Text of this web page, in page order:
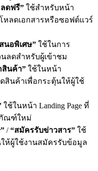
ดฟรี” ใช้สำหรับหน้า
โหลดเอกสารหรือซอฟต์แวร์
นอพิเศษ” ใช้ในการ
ลดสำหรับผู้เข้าชม
สินค้า” ใช้ในหน้า
นค้าเพื่อกระตุ้นให้ผู้ใช้
ใช้ในหน้า Landing Page ที่
ณฑ์ใหม่
/“สมัครรับข่าวสาร” ใช้
ให้ผู้ใช้งานสมัครรับข้อมูล